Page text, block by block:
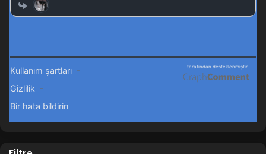
Tales of Herding Gods 39.Bölüm izle
Blm 39 - Temmuz 14, 2025